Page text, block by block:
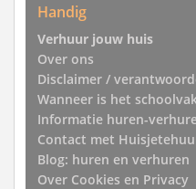
Handig
Verhuur jouw huis
Over ons
Disclaimer /
Wanneer is het
Informatie huren-
Contact met
Blog: huren en verhuren
Over Cookies en Privacy